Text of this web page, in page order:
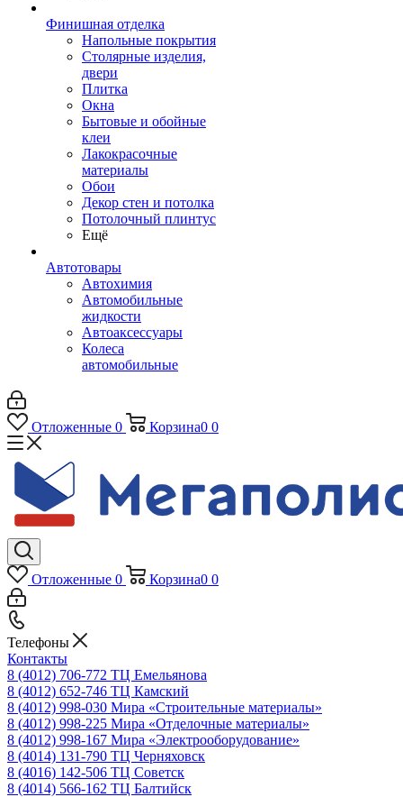
Финишная отделка
Напольные покрытия
Столярные изделия,
двери
Плитка
Окна
Бытовые и обойные
клеи
Лакокрасочные
материалы
Обои
Декор стен и потолка
Потолочный плинтус
Ещё
Автотовары
Автохимия
Автомобильные
жидкости
Автоаксессуары
Колеса
автомобильные
Отложенные 0 Корзина0 0
Отложенные 0 Корзина0 0
Телефоны
Контакты
8 (4012) 706-772 ТЦ Емельянова
8 (4012) 652-746 ТЦ Камский
8 (4012) 998-030 Мира «Строительные материалы»
8 (4012) 998-225 Мира «Отделочные материалы»
8 (4012) 998-167 Мира «Электрооборудование»
8 (4014) 131-790 ТЦ Черняховск
8 (4016) 142-506 ТЦ Советск
8 (4014) 566-162 ТЦ Балтийск